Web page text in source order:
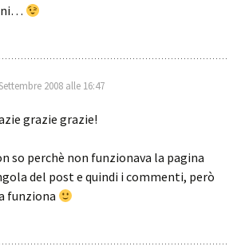
2008 alle 16:47
grazie grazie!
so perchè non funzionava la pagina
del post e quindi i commenti, però
funziona